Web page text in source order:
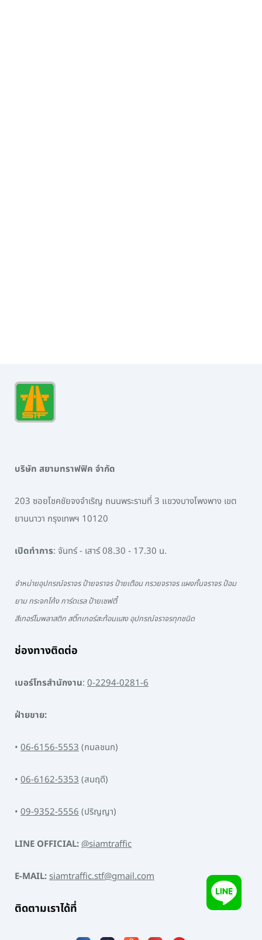
บริษัท สยามทราฟฟิค จำกัด
203 ซอยโชคชัยจงจำเริญ ถนนพระรามที่ 3 แขวงบางโพงพาง เขต
ยานนาวา กรุงเทพฯ 10120
เปิดทำการ: จันทร์ - เสาร์ 08.30 - 17.30 น.
จำหน่ายอุปกรณ์จราจร ป้ายจราจร ป้ายเตือน กรวยจราจร แผงกั้นจราจร ป้อม
ยาม กระจกโค้ง การ์ดเรล ป้ายเซฟตี้
สีเทอร์โมพลาสติก สติ๊กเกอร์สะท้อนแสง อุปกรณ์จราจรทุกชนิด
ช่องทางติดต่อ
เบอร์โทรสำนักงาน: 0-2294-0281-6
ฝ่ายขาย:
• 06-6156-5553(กมลชนก)
• 06-6162-5353(สมฤดี)
• 09-9352-5556(ปริญญา)
LINE OFFICIAL:@siamtraffic
E-MAIL:siamtraffic.stf@gmail.com
ติดตามเราได้ที่